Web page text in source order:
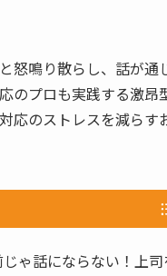
と怒鳴り散らし、話が
のプロも実践する激
応のストレスを減らす
じゃ話にならない！上